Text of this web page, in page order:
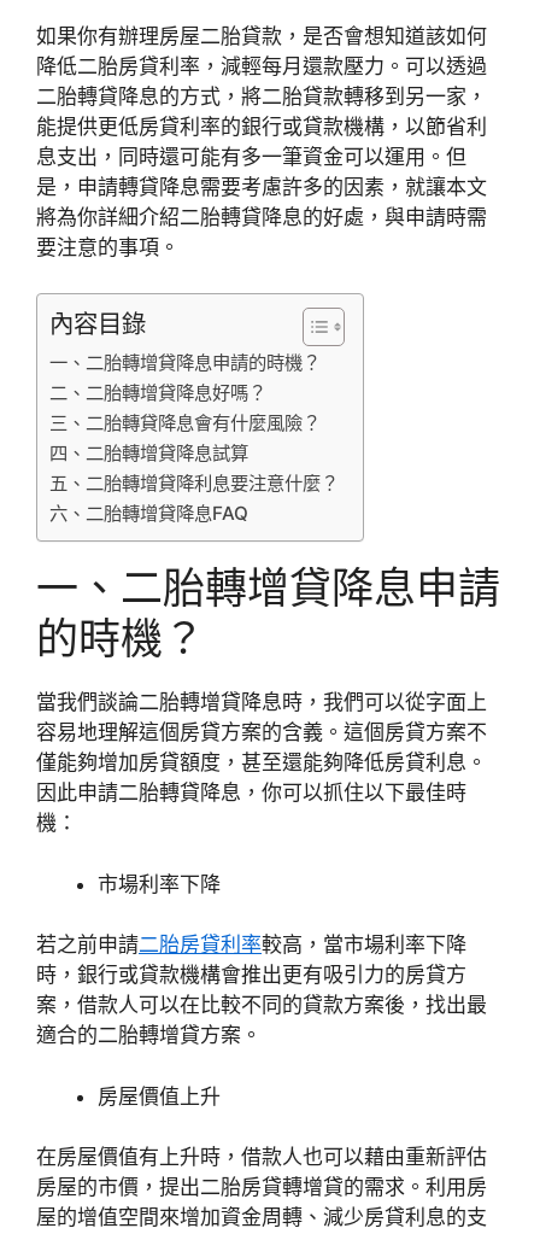
如果你有辦理房屋二胎貸款，是否會想知道該如何
降低二胎房貸利率，減輕每月還款壓力。可以透過
二胎轉貸降息的方式，將二胎貸款轉移到另一家，
能提供更低房貸利率的銀行或貸款機構，以節省利
息支出，同時還可能有多一筆資金可以運用。但
是，申請轉貸降息需要考慮許多的因素，就讓本文
將為你詳細介紹二胎轉貸降息的好處，與申請時需
要注意的事項。
內容目錄
一、二胎轉增貸降息申請的時機？
二、二胎轉增貸降息好嗎？
三、二胎轉貸降息會有什麼風險？
四、二胎轉增貸降息試算
五、二胎轉增貸降利息要注意什麼？
六、二胎轉增貸降息FAQ
一、二胎轉增貸降息申請
的時機？
當我們談論二胎轉增貸降息時，我們可以從字面上
容易地理解這個房貸方案的含義。這個房貸方案不
僅能夠增加房貸額度，甚至還能夠降低房貸利息。
因此申請二胎轉貸降息，你可以抓住以下最佳時
機：
市場利率下降
若之前申請二胎房貸利率較高，當市場利率下降
時，銀行或貸款機構會推出更有吸引力的房貸方
案，借款人可以在比較不同的貸款方案後，找出最
適合的二胎轉增貸方案。
房屋價值上升
在房屋價值有上升時，借款人也可以藉由重新評估
房屋的市價，提出二胎房貸轉增貸的需求。利用房
屋的增值空間來增加資金周轉、減少房貸利息的支